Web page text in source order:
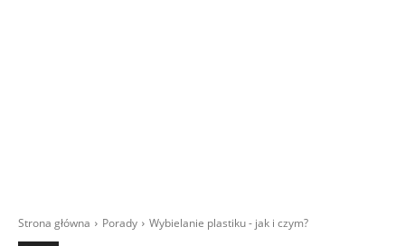
Strona główna Porady Wybielanie plastiku - jak i czym?